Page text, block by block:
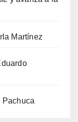
Martínez
Pachuca